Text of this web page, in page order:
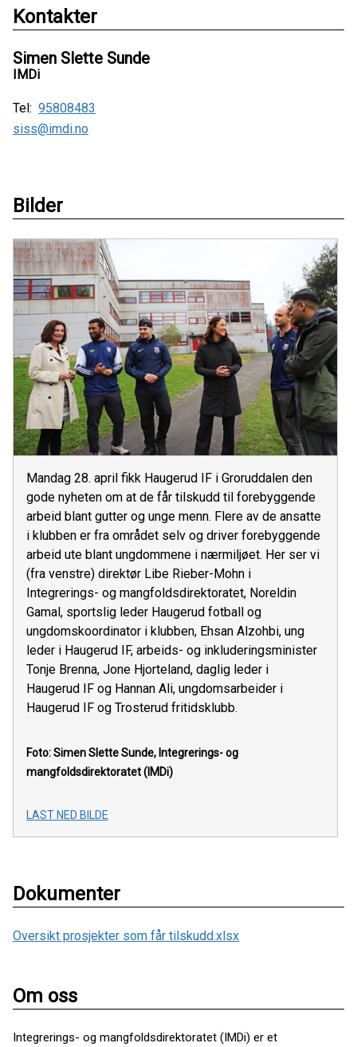
Kontakter
Simen Slette Sunde
IMDi
Tel: 95808483
siss@imdi.no
Bilder
Mandag 28. april fikk Haugerud IF i Groruddalen den
gode nyheten om at de får tilskudd til forebyggende
arbeid blant gutter og unge menn. Flere av de ansatte
i klubben er fra området selv og driver forebyggende
arbeid ute blant ungdommene i nærmiljøet. Her ser vi
(fra venstre) direktør Libe Rieber-Mohn i
Integrerings- og mangfoldsdirektoratet, Noreldin
Gamal, sportslig leder Haugerud fotball og
ungdomskoordinator i klubben, Ehsan Alzohbi, ung
leder i Haugerud IF, arbeids- og inkluderingsminister
Tonje Brenna, Jone Hjorteland, daglig leder i
Haugerud IF og Hannan Ali, ungdomsarbeider i
Haugerud IF og Trosterud fritidsklubb.
Foto: Simen Slette Sunde, Integrerings- og
mangfoldsdirektoratet (IMDi)
LAST NED BILDE
Dokumenter
Oversikt prosjekter som får tilskudd.xlsx
Om oss
Integrerings- og mangfoldsdirektoratet (IMDi) er et